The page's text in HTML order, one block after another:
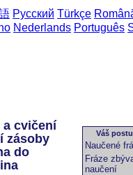
Русский Türkçe
Nederlands Português
Váš
Naučené
Fráze
naučení
a cvičení
zásoby
do